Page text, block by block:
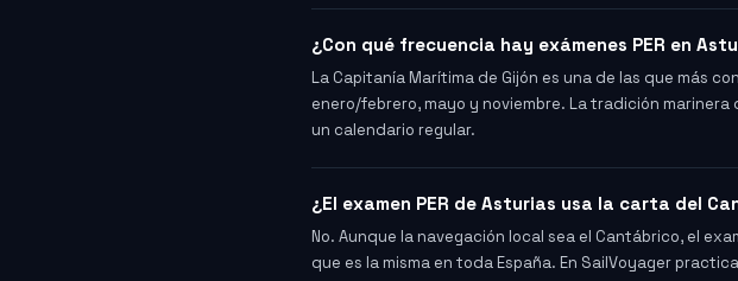
¿Con qué frecuencia hay exámenes PER en
La Capitanía Marítima de Gijón es una de las que más
enero/febrero, mayo y noviembre. La tradición
un calendario regular.
¿El examen PER de Asturias usa la carta del
No. Aunque la navegación local sea el Cantábrico, el
que es la misma en toda España. En SailVoyager